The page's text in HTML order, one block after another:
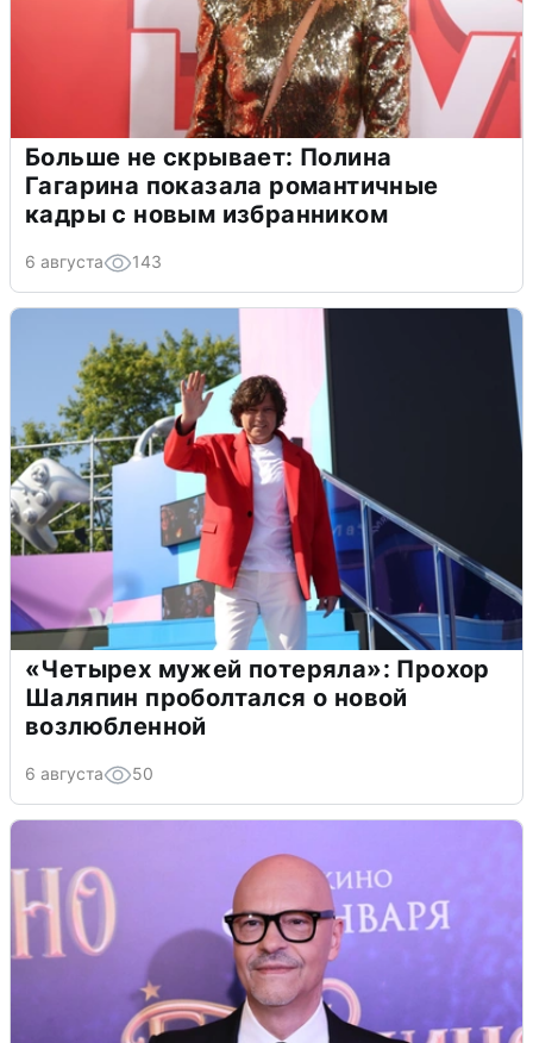
Больше не скрывает: Полина
Гагарина показала романтичные
кадры с новым избранником
6 августа 143
«Четырех мужей потеряла»: Прохор
Шаляпин проболтался о новой
возлюбленной
6 августа 50